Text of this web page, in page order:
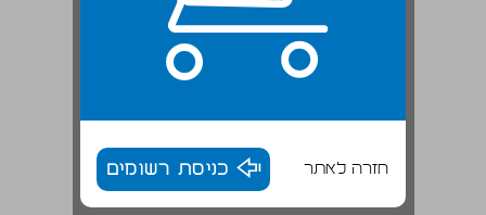
חזרה לאתר כניסת רשומים